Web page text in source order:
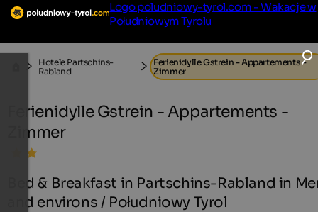
Logo poludniowy-tyrol.com - Wakacje w
Południowym Tyrolu
Hotele Partschins-
Rabland
Ferienidylle Gstrein - Appartements -
Zimmer
Ferienidylle Gstrein - Appartements -
Zimmer
Bed & Breakfast in Partschins-Rabland in
and environs / Południowy Tyrol